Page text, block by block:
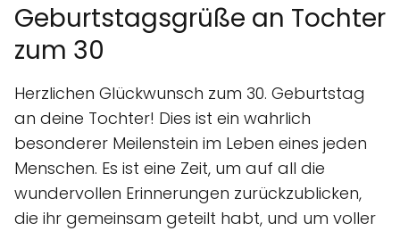
Geburtstagsgrüße an Tochter
zum 30
Herzlichen Glückwunsch zum 30. Geburtstag
an deine Tochter! Dies ist ein wahrlich
besonderer Meilenstein im Leben eines jeden
Menschen. Es ist eine Zeit, um auf all die
wundervollen Erinnerungen zurückzublicken,
die ihr gemeinsam geteilt habt, und um voller